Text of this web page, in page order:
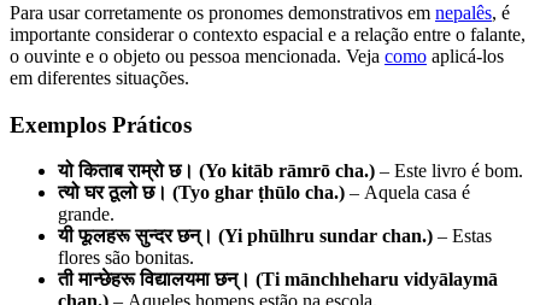
Para usar corretamente os pronomes demonstrativos em nepalês, é
importante considerar o contexto espacial e a relação entre o falante,
o ouvinte e o objeto ou pessoa mencionada. Veja como aplicá-los
em diferentes situações.
Exemplos Práticos
यो किताब राम्रो छ। (Yo kitāb rāmrō cha.) – Este livro é bom.
त्यो घर ठूलो छ। (Tyo ghar ṭhūlo cha.) – Aquela casa é
grande.
यी फूलहरू सुन्दर छन्। (Yi phūlhru sundar chan.) – Estas
flores são bonitas.
ती मान्छेहरू विद्यालयमा छन्। (Ti mānchheharu vidyālaymā